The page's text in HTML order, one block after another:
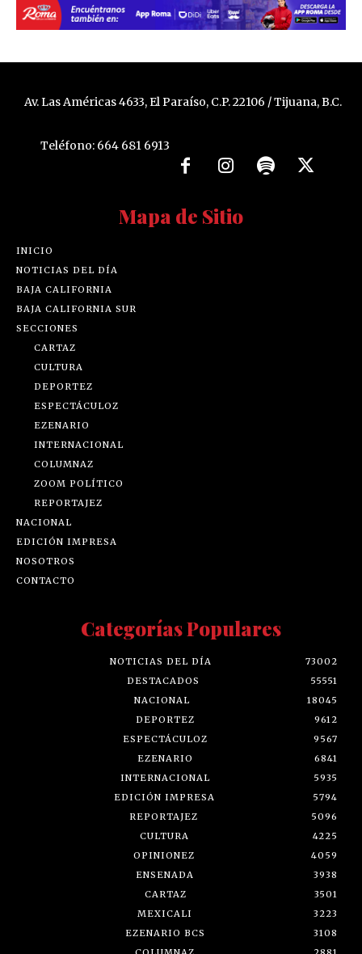
Av. Las Américas 4633, El Paraíso, C.P. 22106 / Tijuana, B.C.
Teléfono: 664 681 6913
Mapa de Sitio
INICIO
NOTICIAS DEL DÍA
BAJA CALIFORNIA
BAJA CALIFORNIA SUR
SECCIONES
CARTAZ
CULTURA
DEPORTEZ
ESPECTÁCULOZ
EZENARIO
INTERNACIONAL
COLUMNAZ
ZOOM POLÍTICO
REPORTAJEZ
NACIONAL
EDICIÓN IMPRESA
NOSOTROS
CONTACTO
Categorías Populares
NOTICIAS DEL DÍA
73002
DESTACADOS
55551
NACIONAL
18045
DEPORTEZ
9612
ESPECTÁCULOZ
9567
EZENARIO
6841
INTERNACIONAL
5935
EDICIÓN IMPRESA
5794
REPORTAJEZ
5096
CULTURA
4225
OPINIONEZ
4059
ENSENADA
3938
CARTAZ
3501
MEXICALI
3223
EZENARIO BCS
3108